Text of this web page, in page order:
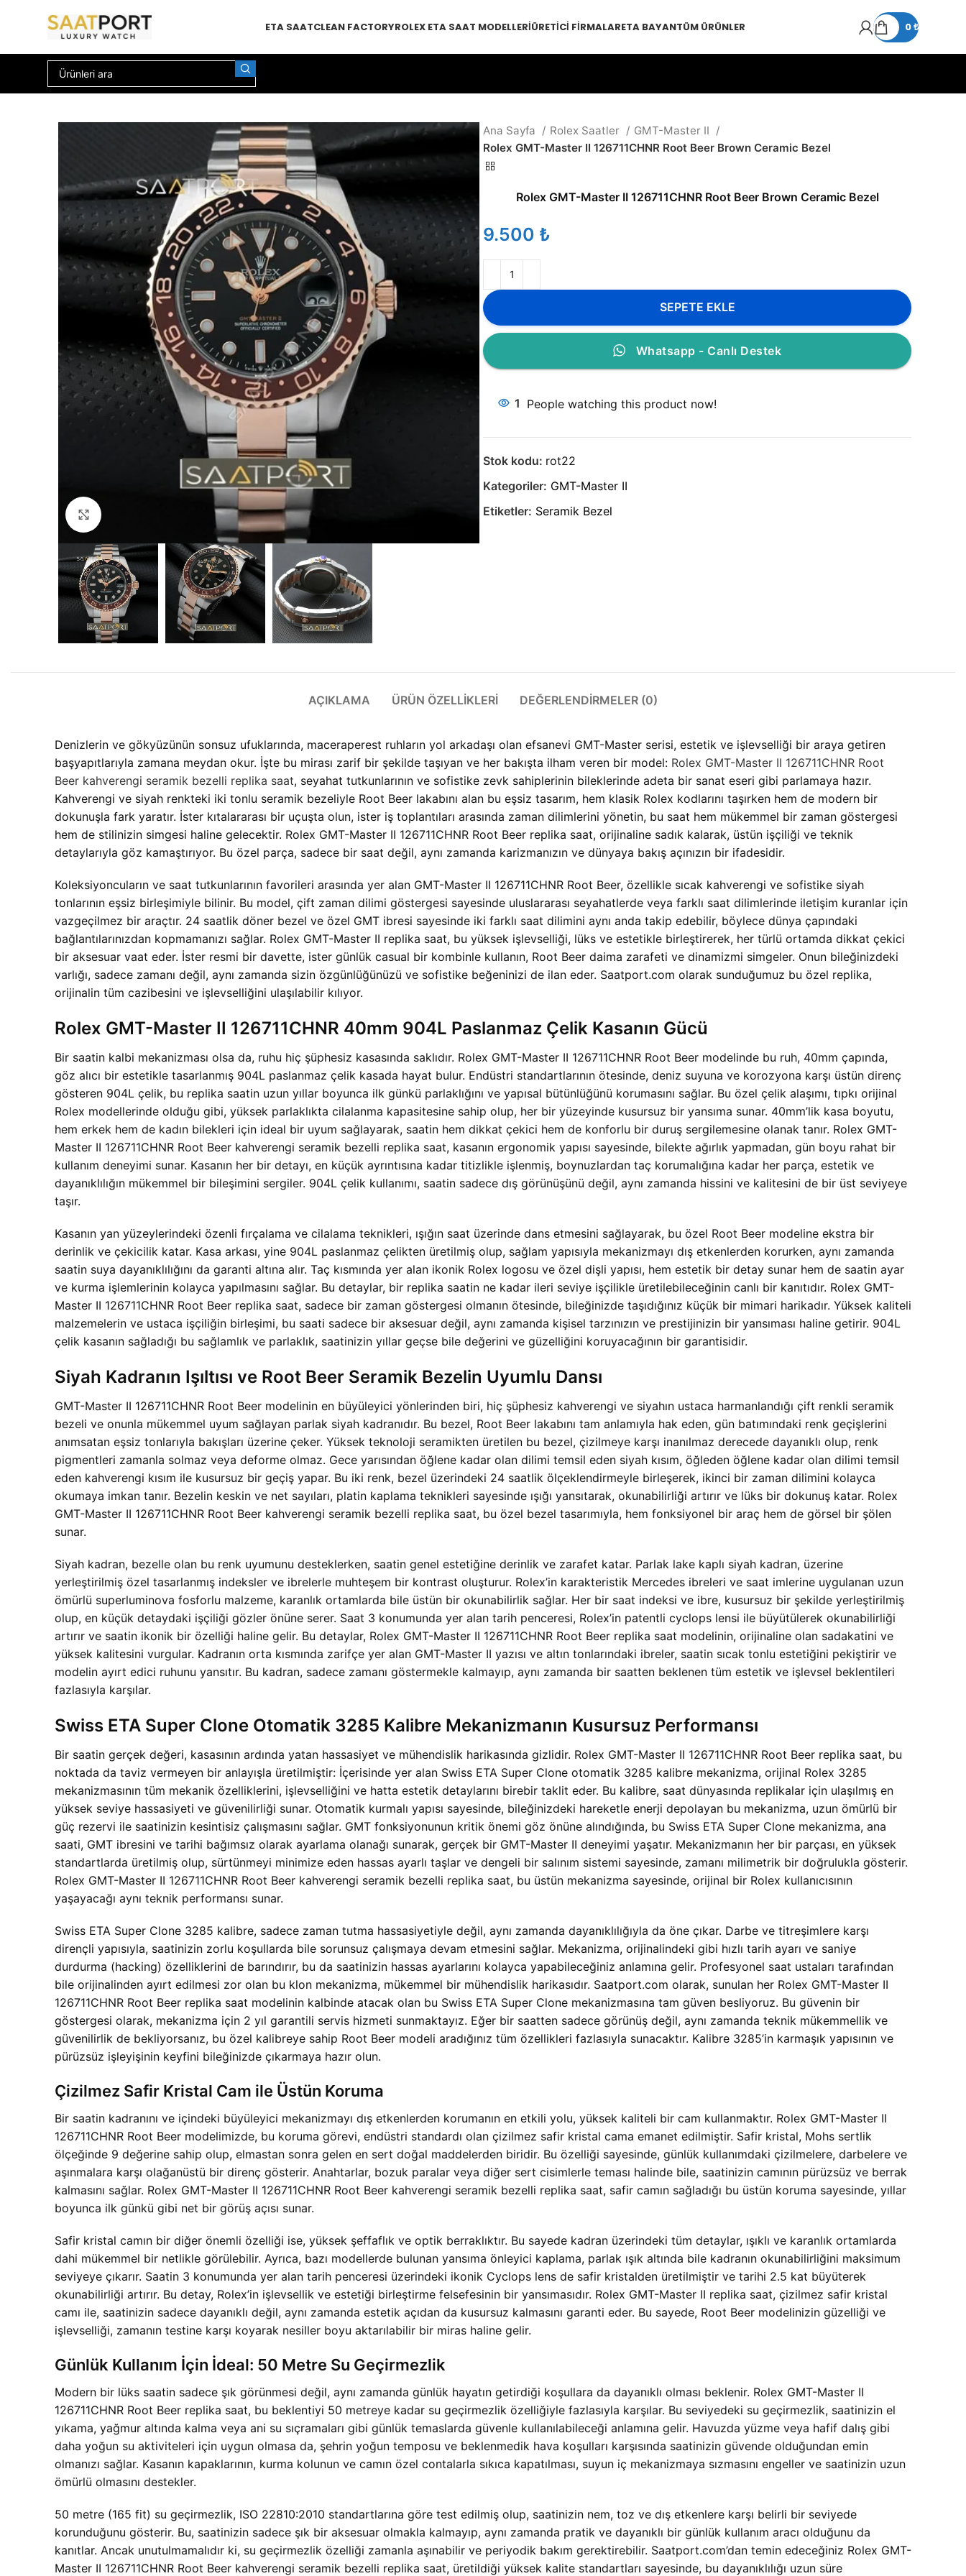
ETA SAATCLEAN FACTORYROLEX ETA SAAT MODELLERIÜRETICI FIRMALARETA BAYANTÜM ÜRÜNLER 0₺
Ana Sayfa Rolex Saatler
GMT-Master II
Rolex GMT-Master II 126711CHNR Root Beer Brown Ceramic Bezel
Rolex GMT-Master II 126711CHNR Root Beer Brown Ceramic Bezel
₺
SEPETE EKLE
Whatsapp - Canlı Destek
1 People watching this product now!
Stok kodu: rot22
Kategoriler: GMT-Master II
Etiketler: Seramik Bezel
AÇIKLAMA ÜRÜN ÖZELLIKLERI DEĞERLENDIRMELER (0)
Denizlerin ve gökyüzünün sonsuz ufuklarında, maceraperest ruhların yol arkadaşı olan efsanevi GMT-Master serisi, estetik ve işlevselliği bir araya getiren
başyapıtlarıyla zamana meydan okur. İşte bu mirası zarif bir şekilde taşıyan ve her bakışta ilham veren bir model: Rolex GMT-Master II 126711CHNR Root
Beer kahverengi seramik bezelli replika saat, seyahat tutkunlarının ve sofistike zevk sahiplerinin bileklerinde adeta bir sanat eseri gibi parlamaya hazır.
Kahverengi ve siyah renkteki iki tonlu seramik bezeliyle Root Beer lakabını alan bu eşsiz tasarım, hem klasik Rolex kodlarını taşırken hem de modern bir
dokunuşla fark yaratır. İster kıtalararası bir uçuşta olun, ister iş toplantıları arasında zaman dilimlerini yönetin, bu saat hem mükemmel bir zaman göstergesi
hem de stilinizin simgesi haline gelecektir. Rolex GMT-Master II 126711CHNR Root Beer replika saat, orijinaline sadık kalarak, üstün işçiliği ve teknik
detaylarıyla göz kamaştırıyor. Bu özel parça, sadece bir saat değil, aynı zamanda karizmanızın ve dünyaya bakış açınızın bir ifadesidir.
Koleksiyoncuların ve saat tutkunlarının favorileri arasında yer alan GMT-Master II 126711CHNR Root Beer, özellikle sıcak kahverengi ve sofistike siyah
tonlarının eşsiz birleşimiyle bilinir. Bu model, çift zaman dilimi göstergesi sayesinde uluslararası seyahatlerde veya farklı saat dilimlerinde iletişim kuranlar için
vazgeçilmez bir araçtır. 24 saatlik döner bezel ve özel GMT ibresi sayesinde iki farklı saat dilimini aynı anda takip edebilir, böylece dünya çapındaki
bağlantılarınızdan kopmamanızı sağlar. Rolex GMT-Master II replika saat, bu yüksek işlevselliği, lüks ve estetikle birleştirerek, her türlü ortamda dikkat çekici
bir aksesuar vaat eder. İster resmi bir davette, ister günlük casual bir kombinle kullanın, Root Beer daima zarafeti ve dinamizmi simgeler. Onun bileğinizdeki
varlığı, sadece zamanı değil, aynı zamanda sizin özgünlüğünüzü ve sofistike beğeninizi de ilan eder. Saatport.com olarak sunduğumuz bu özel replika,
orijinalin tüm cazibesini ve işlevselliğini ulaşılabilir kılıyor.
Rolex GMT-Master II 126711CHNR 40mm 904L Paslanmaz Çelik Kasanın Gücü
Bir saatin kalbi mekanizması olsa da, ruhu hiç şüphesiz kasasında saklıdır. Rolex GMT-Master II 126711CHNR Root Beer modelinde bu ruh, 40mm çapında,
göz alıcı bir estetikle tasarlanmış 904L paslanmaz çelik kasada hayat bulur. Endüstri standartlarının ötesinde, deniz suyuna ve korozyona karşı üstün direnç
gösteren 904L çelik, bu replika saatin uzun yıllar boyunca ilk günkü parlaklığını ve yapısal bütünlüğünü korumasını sağlar. Bu özel çelik alaşımı, tıpkı orijinal
Rolex modellerinde olduğu gibi, yüksek parlaklıkta cilalanma kapasitesine sahip olup, her bir yüzeyinde kusursuz bir yansıma sunar. 40mm’lik kasa boyutu,
hem erkek hem de kadın bilekleri için ideal bir uyum sağlayarak, saatin hem dikkat çekici hem de konforlu bir duruş sergilemesine olanak tanır. Rolex GMT-
Master II 126711CHNR Root Beer kahverengi seramik bezelli replika saat, kasanın ergonomik yapısı sayesinde, bilekte ağırlık yapmadan, gün boyu rahat bir
kullanım deneyimi sunar. Kasanın her bir detayı, en küçük ayrıntısına kadar titizlikle işlenmiş, boynuzlardan taç korumalığına kadar her parça, estetik ve
dayanıklılığın mükemmel bir bileşimini sergiler. 904L çelik kullanımı, saatin sadece dış görünüşünü değil, aynı zamanda hissini ve kalitesini de bir üst seviyeye
taşır.
Kasanın yan yüzeylerindeki özenli fırçalama ve cilalama teknikleri, ışığın saat üzerinde dans etmesini sağlayarak, bu özel Root Beer modeline ekstra bir
derinlik ve çekicilik katar. Kasa arkası, yine 904L paslanmaz çelikten üretilmiş olup, sağlam yapısıyla mekanizmayı dış etkenlerden korurken, aynı zamanda
saatin suya dayanıklılığını da garanti altına alır. Taç kısmında yer alan ikonik Rolex logosu ve özel dişli yapısı, hem estetik bir detay sunar hem de saatin ayar
ve kurma işlemlerinin kolayca yapılmasını sağlar. Bu detaylar, bir replika saatin ne kadar ileri seviye işçilikle üretilebileceğinin canlı bir kanıtıdır. Rolex GMT-
Master II 126711CHNR Root Beer replika saat, sadece bir zaman göstergesi olmanın ötesinde, bileğinizde taşıdığınız küçük bir mimari harikadır. Yüksek kaliteli
malzemelerin ve ustaca işçiliğin birleşimi, bu saati sadece bir aksesuar değil, aynı zamanda kişisel tarzınızın ve prestijinizin bir yansıması haline getirir. 904L
çelik kasanın sağladığı bu sağlamlık ve parlaklık, saatinizin yıllar geçse bile değerini ve güzelliğini koruyacağının bir garantisidir.
Siyah Kadranın Işıltısı ve Root Beer Seramik Bezelin Uyumlu Dansı
GMT-Master II 126711CHNR Root Beer modelinin en büyüleyici yönlerinden biri, hiç şüphesiz kahverengi ve siyahın ustaca harmanlandığı çift renkli seramik
bezeli ve onunla mükemmel uyum sağlayan parlak siyah kadranıdır. Bu bezel, Root Beer lakabını tam anlamıyla hak eden, gün batımındaki renk geçişlerini
anımsatan eşsiz tonlarıyla bakışları üzerine çeker. Yüksek teknoloji seramikten üretilen bu bezel, çizilmeye karşı inanılmaz derecede dayanıklı olup, renk
pigmentleri zamanla solmaz veya deforme olmaz. Gece yarısından öğlene kadar olan dilimi temsil eden siyah kısım, öğleden öğlene kadar olan dilimi temsil
eden kahverengi kısım ile kusursuz bir geçiş yapar. Bu iki renk, bezel üzerindeki 24 saatlik ölçeklendirmeyle birleşerek, ikinci bir zaman dilimini kolayca
okumaya imkan tanır. Bezelin keskin ve net sayıları, platin kaplama teknikleri sayesinde ışığı yansıtarak, okunabilirliği artırır ve lüks bir dokunuş katar. Rolex
GMT-Master II 126711CHNR Root Beer kahverengi seramik bezelli replika saat, bu özel bezel tasarımıyla, hem fonksiyonel bir araç hem de görsel bir şölen
sunar.
Siyah kadran, bezelle olan bu renk uyumunu desteklerken, saatin genel estetiğine derinlik ve zarafet katar. Parlak lake kaplı siyah kadran, üzerine
yerleştirilmiş özel tasarlanmış indeksler ve ibrelerle muhteşem bir kontrast oluşturur. Rolex’in karakteristik Mercedes ibreleri ve saat imlerine uygulanan uzun
ömürlü superluminova fosforlu malzeme, karanlık ortamlarda bile üstün bir okunabilirlik sağlar. Her bir saat indeksi ve ibre, kusursuz bir şekilde yerleştirilmiş
olup, en küçük detaydaki işçiliği gözler önüne serer. Saat 3 konumunda yer alan tarih penceresi, Rolex’in patentli cyclops lensi ile büyütülerek okunabilirliği
artırır ve saatin ikonik bir özelliği haline gelir. Bu detaylar, Rolex GMT-Master II 126711CHNR Root Beer replika saat modelinin, orijinaline olan sadakatini ve
yüksek kalitesini vurgular. Kadranın orta kısmında zarifçe yer alan GMT-Master II yazısı ve altın tonlarındaki ibreler, saatin sıcak tonlu estetiğini pekiştirir ve
modelin ayırt edici ruhunu yansıtır. Bu kadran, sadece zamanı göstermekle kalmayıp, aynı zamanda bir saatten beklenen tüm estetik ve işlevsel beklentileri
fazlasıyla karşılar.
Swiss ETA Super Clone Otomatik 3285 Kalibre Mekanizmanın Kusursuz Performansı
Bir saatin gerçek değeri, kasasının ardında yatan hassasiyet ve mühendislik harikasında gizlidir. Rolex GMT-Master II 126711CHNR Root Beer replika saat, bu
noktada da taviz vermeyen bir anlayışla üretilmiştir: İçerisinde yer alan Swiss ETA Super Clone otomatik 3285 kalibre mekanizma, orijinal Rolex 3285
mekanizmasının tüm mekanik özelliklerini, işlevselliğini ve hatta estetik detaylarını birebir taklit eder. Bu kalibre, saat dünyasında replikalar için ulaşılmış en
yüksek seviye hassasiyeti ve güvenilirliği sunar. Otomatik kurmalı yapısı sayesinde, bileğinizdeki hareketle enerji depolayan bu mekanizma, uzun ömürlü bir
güç rezervi ile saatinizin kesintisiz çalışmasını sağlar. GMT fonksiyonunun kritik önemi göz önüne alındığında, bu Swiss ETA Super Clone mekanizma, ana
saati, GMT ibresini ve tarihi bağımsız olarak ayarlama olanağı sunarak, gerçek bir GMT-Master II deneyimi yaşatır. Mekanizmanın her bir parçası, en yüksek
standartlarda üretilmiş olup, sürtünmeyi minimize eden hassas ayarlı taşlar ve dengeli bir salınım sistemi sayesinde, zamanı milimetrik bir doğrulukla gösterir.
Rolex GMT-Master II 126711CHNR Root Beer kahverengi seramik bezelli replika saat, bu üstün mekanizma sayesinde, orijinal bir Rolex kullanıcısının
yaşayacağı aynı teknik performansı sunar.
Swiss ETA Super Clone 3285 kalibre, sadece zaman tutma hassasiyetiyle değil, aynı zamanda dayanıklılığıyla da öne çıkar. Darbe ve titreşimlere karşı
dirençli yapısıyla, saatinizin zorlu koşullarda bile sorunsuz çalışmaya devam etmesini sağlar. Mekanizma, orijinalindeki gibi hızlı tarih ayarı ve saniye
durdurma (hacking) özelliklerini de barındırır, bu da saatinizin hassas ayarlarını kolayca yapabileceğiniz anlamına gelir. Profesyonel saat ustaları tarafından
bile orijinalinden ayırt edilmesi zor olan bu klon mekanizma, mükemmel bir mühendislik harikasıdır. Saatport.com olarak, sunulan her Rolex GMT-Master II
126711CHNR Root Beer replika saat modelinin kalbinde atacak olan bu Swiss ETA Super Clone mekanizmasına tam güven besliyoruz. Bu güvenin bir
göstergesi olarak, mekanizma için 2 yıl garantili servis hizmeti sunmaktayız. Eğer bir saatten sadece görünüş değil, aynı zamanda teknik mükemmellik ve
güvenilirlik de bekliyorsanız, bu özel kalibreye sahip Root Beer modeli aradığınız tüm özellikleri fazlasıyla sunacaktır. Kalibre 3285’in karmaşık yapısının ve
pürüzsüz işleyişinin keyfini bileğinizde çıkarmaya hazır olun.
Çizilmez Safir Kristal Cam ile Üstün Koruma
Bir saatin kadranını ve içindeki büyüleyici mekanizmayı dış etkenlerden korumanın en etkili yolu, yüksek kaliteli bir cam kullanmaktır. Rolex GMT-Master II
126711CHNR Root Beer modelimizde, bu koruma görevi, endüstri standardı olan çizilmez safir kristal cama emanet edilmiştir. Safir kristal, Mohs sertlik
ölçeğinde 9 değerine sahip olup, elmastan sonra gelen en sert doğal maddelerden biridir. Bu özelliği sayesinde, günlük kullanımdaki çizilmelere, darbelere ve
aşınmalara karşı olağanüstü bir direnç gösterir. Anahtarlar, bozuk paralar veya diğer sert cisimlerle teması halinde bile, saatinizin camının pürüzsüz ve berrak
kalmasını sağlar. Rolex GMT-Master II 126711CHNR Root Beer kahverengi seramik bezelli replika saat, safir camın sağladığı bu üstün koruma sayesinde, yıllar
boyunca ilk günkü gibi net bir görüş açısı sunar.
Safir kristal camın bir diğer önemli özelliği ise, yüksek şeffaflık ve optik berraklıktır. Bu sayede kadran üzerindeki tüm detaylar, ışıklı ve karanlık ortamlarda
dahi mükemmel bir netlikle görülebilir. Ayrıca, bazı modellerde bulunan yansıma önleyici kaplama, parlak ışık altında bile kadranın okunabilirliğini maksimum
seviyeye çıkarır. Saatin 3 konumunda yer alan tarih penceresi üzerindeki ikonik Cyclops lens de safir kristalden üretilmiştir ve tarihi 2.5 kat büyüterek
okunabilirliği artırır. Bu detay, Rolex’in işlevsellik ve estetiği birleştirme felsefesinin bir yansımasıdır. Rolex GMT-Master II replika saat, çizilmez safir kristal
camı ile, saatinizin sadece dayanıklı değil, aynı zamanda estetik açıdan da kusursuz kalmasını garanti eder. Bu sayede, Root Beer modelinizin güzelliği ve
işlevselliği, zamanın testine karşı koyarak nesiller boyu aktarılabilir bir miras haline gelir.
Günlük Kullanım İçin İdeal: 50 Metre Su Geçirmezlik
Modern bir lüks saatin sadece şık görünmesi değil, aynı zamanda günlük hayatın getirdiği koşullara da dayanıklı olması beklenir. Rolex GMT-Master II
126711CHNR Root Beer replika saat, bu beklentiyi 50 metreye kadar su geçirmezlik özelliğiyle fazlasıyla karşılar. Bu seviyedeki su geçirmezlik, saatinizin el
yıkama, yağmur altında kalma veya ani su sıçramaları gibi günlük temaslarda güvenle kullanılabileceği anlamına gelir. Havuzda yüzme veya hafif dalış gibi
daha yoğun su aktiviteleri için uygun olmasa da, şehrin yoğun temposu ve beklenmedik hava koşulları karşısında saatinizin güvende olduğundan emin
olmanızı sağlar. Kasanın kapaklarının, kurma kolunun ve camın özel contalarla sıkıca kapatılması, suyun iç mekanizmaya sızmasını engeller ve saatinizin uzun
ömürlü olmasını destekler.
50 metre (165 fit) su geçirmezlik, ISO 22810:2010 standartlarına göre test edilmiş olup, saatinizin nem, toz ve dış etkenlere karşı belirli bir seviyede
korunduğunu gösterir. Bu, saatinizin sadece şık bir aksesuar olmakla kalmayıp, aynı zamanda pratik ve dayanıklı bir günlük kullanım aracı olduğunu da
kanıtlar. Ancak unutulmamalıdır ki, su geçirmezlik özelliği zamanla aşınabilir ve periyodik bakım gerektirebilir. Saatport.com’dan temin edeceğiniz Rolex GMT-
Master II 126711CHNR Root Beer kahverengi seramik bezelli replika saat, üretildiği yüksek kalite standartları sayesinde, bu dayanıklılığı uzun süre